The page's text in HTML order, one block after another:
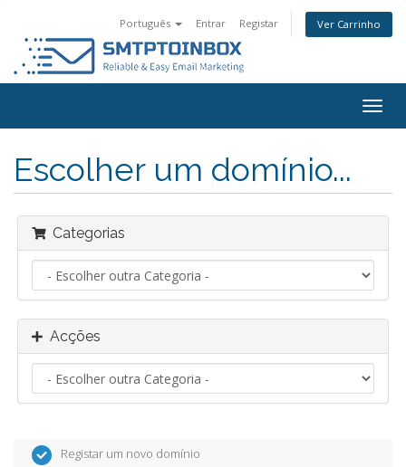
Português Entrar Registar Ver Carrinho
Escolher um domínio...
Categorias
Acções
Registar um novo domínio